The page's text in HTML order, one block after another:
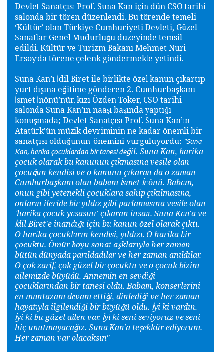
Devlet Sanatçısı Prof. Suna Kan için dün CSO tarihi
salonda bir tören düzenlendi. Bu törende temeli
‘Kültür’ olan Türkiye Cumhuriyeti Devleti, Güzel
Sanatlar Genel Müdürlüğü düzeyinde temsil
edildi. Kültür ve Turizm Bakanı Mehmet Nuri
Ersoy’da törene çelenk göndermekle yetindi.
Suna Kan’ı İdil Biret ile birlikte özel kanun çıkartıp
yurt dışına eğitime gönderen 2. Cumhurbaşkanı
İsmet İnönü’nün kızı Özden Toker, CSO tarihi
salonda Suna Kan’ın naaşı başındayaptığı
konuşmada; Devlet Sanatçısı Prof. Suna Kan’ın
Atatürk’ün müzik devriminin ne kadar önemli bir
sanatçısı olduğunun önemini vurguluyordu: "Suna
Kan, harika çocuklardan bir tanesi değil. Suna Kan, harika
çocuk olarak bu kanunun çıkmasına vesile olan
çocuğun kendisi ve o kanunu çıkaran da o zaman
Cumhurbaşkanı olan babam İsmet İnönü. Babam,
onun gibi yetenekli çocuklara sahip çıkılmasına,
onların ileride bir yıldız gibi parlamasına vesile olan
'harika çocuk yasasını' çıkaran insan. Suna Kan'a ve
İdil Biret'e inandığı için bu kanun özel olarak çıktı.
O harika çocukların kendisi, yıldızı. O harika bir
çocuktu. Ömür boyu sanat aşklarıyla her zaman
bütün dünyada parıldadılar ve her zaman anıldılar.
O çok zarif, çok güzel bir çocuktu ve o çocuk bizim
ailemizde büyüdü. Annemin en sevdiği
çocuklarından bir tanesi oldu. Babam, konserlerini
en muntazam devam ettiği, dinlediği ve her zaman
hayatıyla ilgilendiği bir büyüğü oldu. İyi ki vardın.
İyi ki bu güzel ailen var. İyi ki seni seviyoruz ve seni
hiç unutmayacağız. Suna Kan'a teşekkür ediyorum.
Her zaman var olacaksın"